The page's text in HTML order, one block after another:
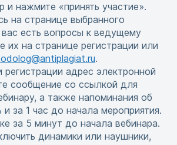
и нажмите «принять участие».
на странице выбранного
есть вопросы к ведущему
их на странице регистрации или
.
регистрации адрес электронной
сообщение со ссылкой для
а также напоминания об
и за 1 час до начала мероприятия.
за 5 минут до начала вебинара.
динамики или наушники,